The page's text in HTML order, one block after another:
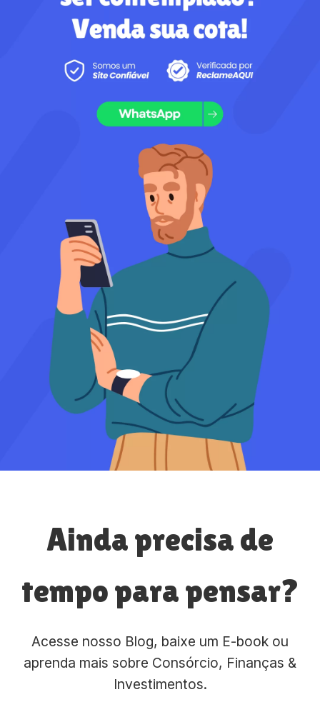
Ainda precisa de
tempo para pensar?
Acesse nosso Blog, baixe um E-book ou
aprenda mais sobre Consórcio, Finanças &
Investimentos.